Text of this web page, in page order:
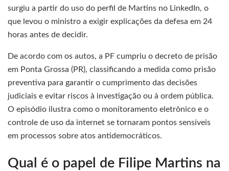
surgiu a partir do uso do perfil de Martins no LinkedIn, o
que levou o ministro a exigir explicações da defesa em 24
horas antes de decidir.
De acordo com os autos, a PF cumpriu o decreto de prisão
em Ponta Grossa (PR), classificando a medida como prisão
preventiva para garantir o cumprimento das decisões
judiciais e evitar riscos à investigação ou à ordem pública.
O episódio ilustra como o monitoramento eletrônico e o
controle de uso da internet se tornaram pontos sensíveis
em processos sobre atos antidemocráticos.
Qual é o papel de Filipe Martins na